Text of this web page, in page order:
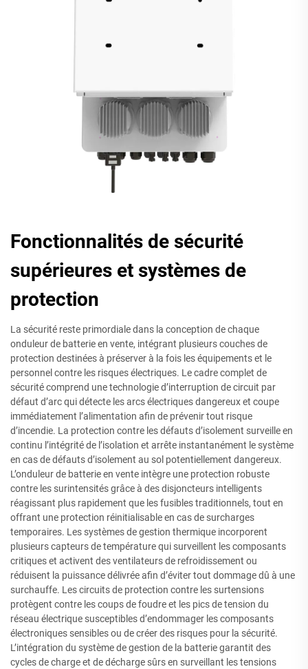
Fonctionnalités de sécurité
supérieures et systèmes de
protection
La sécurité reste primordiale dans la conception de chaque
onduleur de batterie en vente, intégrant plusieurs couches de
protection destinées à préserver à la fois les équipements et le
personnel contre les risques électriques. Le cadre complet de
sécurité comprend une technologie d’interruption de circuit par
défaut d’arc qui détecte les arcs électriques dangereux et coupe
immédiatement l’alimentation afin de prévenir tout risque
d’incendie. La protection contre les défauts d’isolement surveille en
continu l’intégrité de l’isolation et arrête instantanément le système
en cas de défauts d’isolement au sol potentiellement dangereux.
L’onduleur de batterie en vente intègre une protection robuste
contre les surintensités grâce à des disjoncteurs intelligents
réagissant plus rapidement que les fusibles traditionnels, tout en
offrant une protection réinitialisable en cas de surcharges
temporaires. Les systèmes de gestion thermique incorporent
plusieurs capteurs de température qui surveillent les composants
critiques et activent des ventilateurs de refroidissement ou
réduisent la puissance délivrée afin d’éviter tout dommage dû à une
surchauffe. Les circuits de protection contre les surtensions
protègent contre les coups de foudre et les pics de tension du
réseau électrique susceptibles d’endommager les composants
électroniques sensibles ou de créer des risques pour la sécurité.
L’intégration du système de gestion de la batterie garantit des
cycles de charge et de décharge sûrs en surveillant les tensions